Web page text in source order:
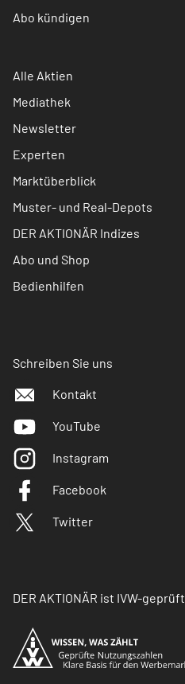
Abo kündigen
Alle Aktien
Mediathek
Newsletter
Experten
Marktüberblick
Muster- und Real-Depots
DER AKTIONÄR Indizes
Abo und Shop
Bedienhilfen
Schreiben Sie uns
Kontakt
YouTube
Instagram
Facebook
Twitter
DER AKTIONÄR ist IVW-geprüft